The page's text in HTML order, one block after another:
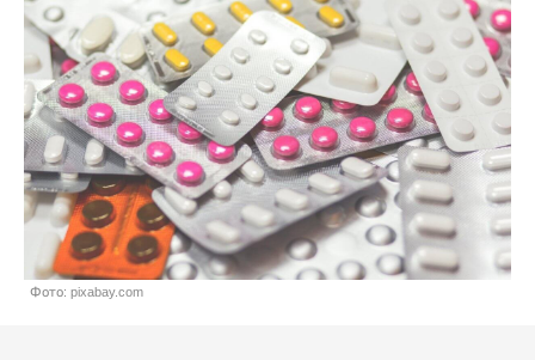
Фото: pixabay.com